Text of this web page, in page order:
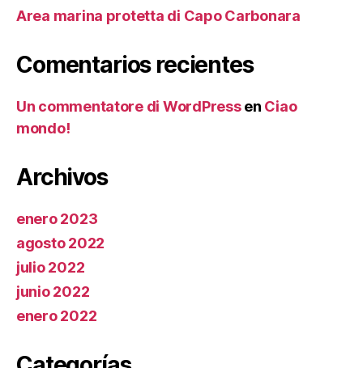
Area marina protetta di Capo Carbonara
Comentarios recientes
Un commentatore di WordPressen Ciao
mondo!
Archivos
enero 2023
agosto 2022
julio 2022
junio 2022
enero 2022